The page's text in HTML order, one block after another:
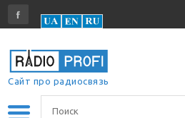
Сайт про радиосвязь